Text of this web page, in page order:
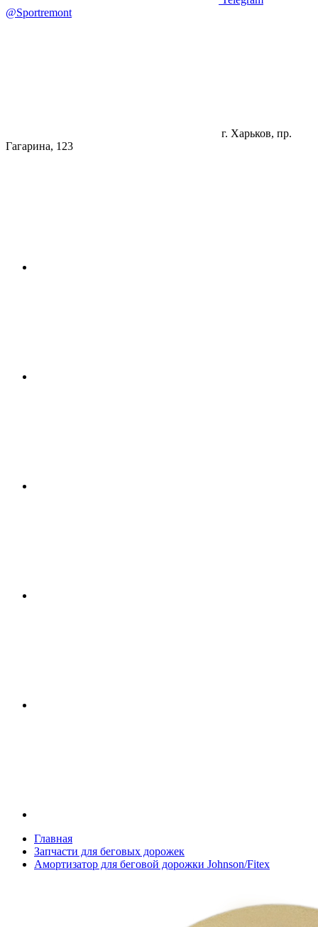
@Sportremont
г. Харьков, пр.
Гагарина, 123
Главная
Запчасти для беговых дорожек
Амортизатор для беговой дорожки Johnson/Fitex